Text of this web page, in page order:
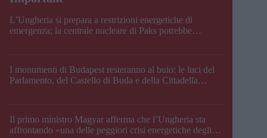
L’Ungheria si prepara a restrizioni energetiche di
emergenza; la centrale nucleare di Paks potrebbe
I monumenti di Budapest resteranno al buio: le luci del
Parlamento, del Castello di Buda e della Cittadella
Il primo ministro Magyar afferma che l’Ungheria sta
affrontando «una delle peggiori crisi energetiche degli